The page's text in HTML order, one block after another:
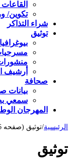
تكوين/
شراء التذاكر
توثيق
بيوغرافيا
أرشيف
صحافة
بيانات
سمعي
المهرجان
الرئيسية/توثيق (صفحه 6)
توثيق